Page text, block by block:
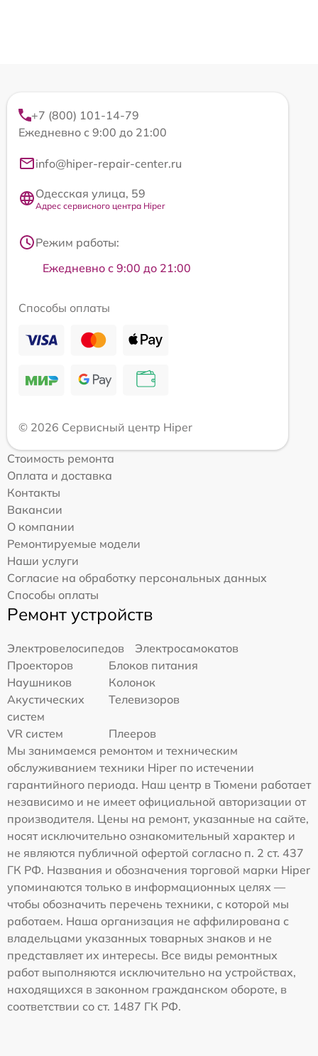
+7 (800) 101-14-79
Ежедневно с 9:00 до 21:00
info@hiper-repair-center.ru
Одесская улица, 59
Адрес сервисного центра Hiper
Режим работы:
Ежедневно с 9:00 до 21:00
Способы оплаты
© 2026 Сервисный центр Hiper
Стоимость ремонта
Оплата и доставка
Контакты
Вакансии
О компании
Ремонтируемые модели
Наши услуги
Согласие на обработку персональных данных
Способы оплаты
Ремонт устройств
Электровелосипедов
Электросамокатов
Проекторов
Блоков питания
Наушников
Колонок
Акустических
систем
Телевизоров
VR систем
Плееров
Мы занимаемся ремонтом и техническим
обслуживанием техники Hiper по истечении
гарантийного периода. Наш центр в Тюмени работает
независимо и не имеет официальной авторизации от
производителя. Цены на ремонт, указанные на сайте,
носят исключительно ознакомительный характер и
не являются публичной офертой согласно п. 2 ст. 437
ГК РФ. Названия и обозначения торговой марки Hiper
упоминаются только в информационных целях —
чтобы обозначить перечень техники, с которой мы
работаем. Наша организация не аффилирована с
владельцами указанных товарных знаков и не
представляет их интересы. Все виды ремонтных
работ выполняются исключительно на устройствах,
находящихся в законном гражданском обороте, в
соответствии со ст. 1487 ГК РФ.